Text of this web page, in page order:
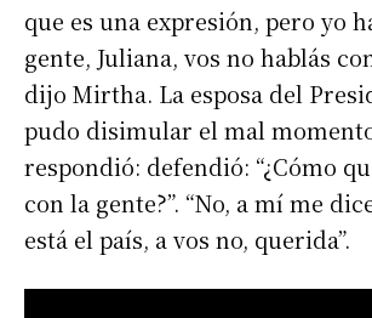
que es una expresión, pero yo
gente, Juliana, vos no hablás
dijo Mirtha. La esposa del
pudo disimular el mal
respondió: defendió: “¿Cómo
con la gente?”. “No, a mí me
está el país, a vos no, querida”.